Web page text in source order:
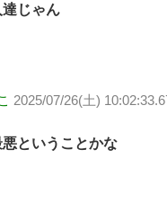
じゃん
2025/07/26(土)
ということかな